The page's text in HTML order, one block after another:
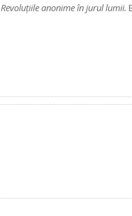
Revoluțiile anonime în jurul lumii.